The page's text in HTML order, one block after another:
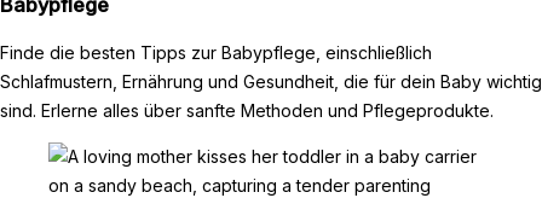
Babypflege
Finde die besten Tipps zur Babypflege, einschließlich
Schlafmustern, Ernährung und Gesundheit, die für dein Baby wichtig
sind. Erlerne alles über sanfte Methoden und Pflegeprodukte.